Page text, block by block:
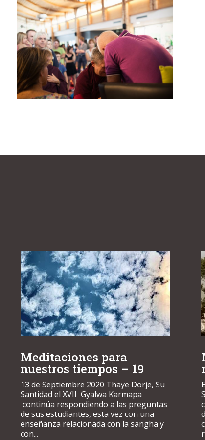
Meditaciones para
nuestros tiempos – 19
13 de Septiembre 2020 Thaye Dorje, Su
Santidad el XVII Gyalwa Karmapa
continúa respondiendo a las preguntas
de sus estudiantes, esta vez con una
enseñanza relacionada con la sangha y
con...